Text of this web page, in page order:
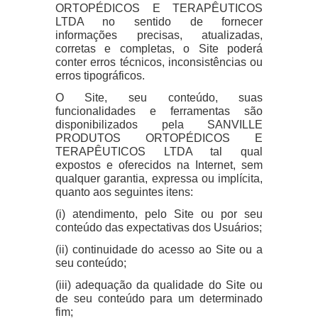
ORTOPÉDICOS E TERAPÊUTICOS
LTDA no sentido de fornecer
informações precisas, atualizadas,
corretas e completas, o Site poderá
conter erros técnicos, inconsistências ou
erros tipográficos.
O Site, seu conteúdo, suas
funcionalidades e ferramentas são
disponibilizados pela SANVILLE
PRODUTOS ORTOPÉDICOS E
TERAPÊUTICOS LTDA tal qual
expostos e oferecidos na Internet, sem
qualquer garantia, expressa ou implícita,
quanto aos seguintes itens:
(i) atendimento, pelo Site ou por seu
conteúdo das expectativas dos Usuários;
(ii) continuidade do acesso ao Site ou a
seu conteúdo;
(iii) adequação da qualidade do Site ou
de seu conteúdo para um determinado
fim;